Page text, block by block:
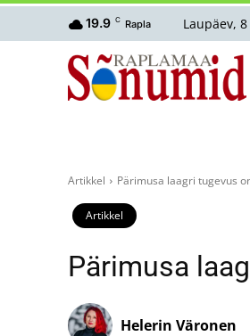
19.9 C Rapla Laupäev,
Artikkel Pärimusa laagri tugevus
Artikkel
Pärimusa
Helerin Väronen